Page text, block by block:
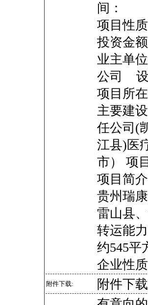
间：
项目性
投资金
业主单
公司
项目所
主要建
任公司(
江县)医
市） 项
项目简介
贵州瑞
雷山县
转运能
约545平
企业性
附件下载: 附件下载